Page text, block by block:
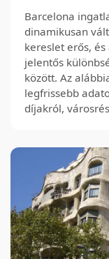
Barcelona
dinamikusan
kereslet erős,
jelentős
között. Az
legfrissebb
díjakról,